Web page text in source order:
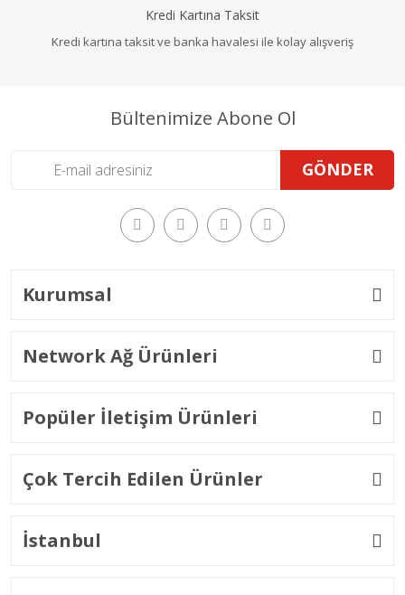
Kredi Kartına Taksit
Kredi kartına taksit ve banka havalesi ile kolay alışveriş
Bültenimize Abone Ol
GÖNDER
Kurumsal
Network Ağ Ürünleri
Popüler İletişim Ürünleri
Çok Tercih Edilen Ürünler
İstanbul